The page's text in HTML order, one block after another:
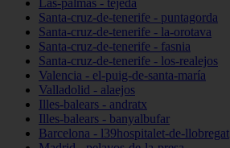
Las-palmas - tejeda
Santa-cruz-de-tenerife - puntagorda
Santa-cruz-de-tenerife - la-orotava
Santa-cruz-de-tenerife - fasnia
Santa-cruz-de-tenerife - los-realejos
Valencia - el-puig-de-santa-maría
Valladolid - alaejos
Illes-balears - andratx
Illes-balears - banyalbufar
Barcelona - l39hospitalet-de-llobregat